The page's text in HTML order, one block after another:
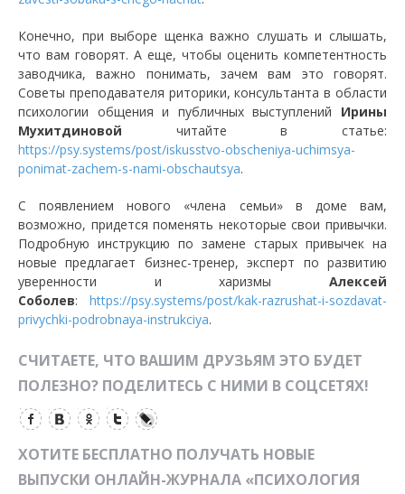
Конечно, при выборе щенка важно слушать и слышать,
что вам говорят. А еще, чтобы оценить компетентность
заводчика, важно понимать, зачем вам это говорят.
Советы преподавателя риторики, консультанта в области
психологии общения и публичных выступлений Ирины
Мухитдиновой читайте в статье:
https://psy.systems/post/iskusstvo-obscheniya-uchimsya-
ponimat-zachem-s-nami-obschautsya.
С появлением нового «члена семьи» в доме вам,
возможно, придется поменять некоторые свои привычки.
Подробную инструкцию по замене старых привычек на
новые предлагает бизнес-тренер, эксперт по развитию
уверенности и харизмы Алексей
Соболев: https://psy.systems/post/kak-razrushat-i-sozdavat-
privychki-podrobnaya-instrukciya.
СЧИТАЕТЕ, ЧТО ВАШИМ ДРУЗЬЯМ ЭТО БУДЕТ
ПОЛЕЗНО? ПОДЕЛИТЕСЬ С НИМИ В СОЦСЕТЯХ!
ХОТИТЕ БЕСПЛАТНО ПОЛУЧАТЬ НОВЫЕ
ВЫПУСКИ ОНЛАЙН-ЖУРНАЛА «ПСИХОЛОГИЯ